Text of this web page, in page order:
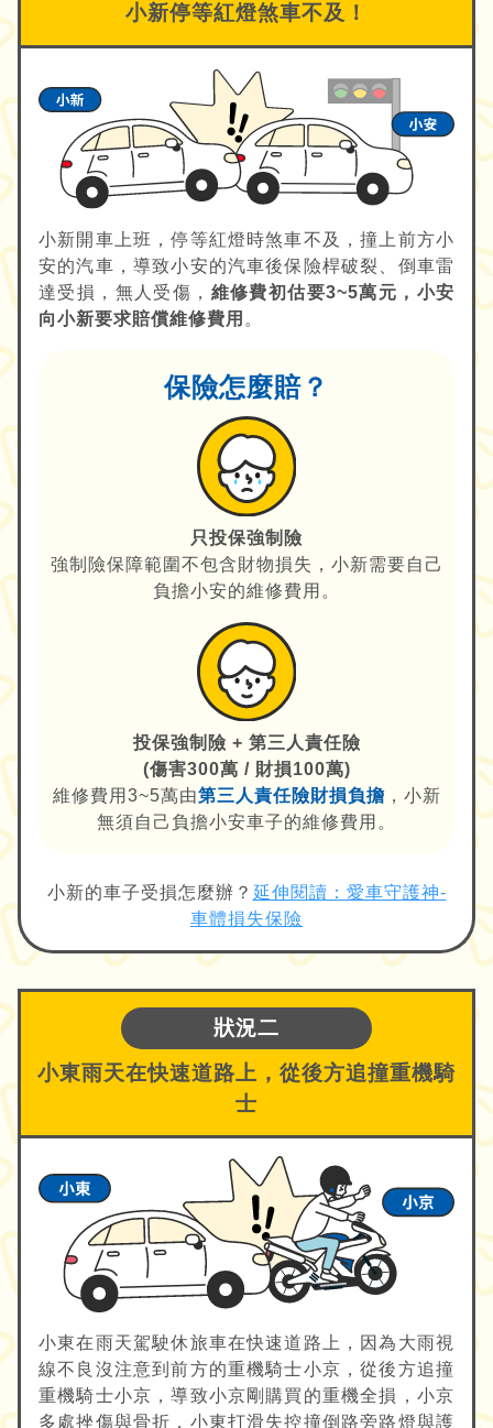
小新停等紅燈煞車不及！
小新開車上班，停等紅燈時煞車不及，撞上前方小
安的汽車，導致小安的汽車後保險桿破裂、倒車雷
達受損，無人受傷， 維修費初估要3~5萬元，小安
向小新要求賠償維修費用 。
保險怎麼賠？
只投保強制險
強制險保障範圍不包含財物損失，小新需要自己
負擔小安的維修費用。
投保強制險 + 第三人責任險
(傷害300萬 / 財損100萬)
維修費用3~5萬由第三人責任險財損負擔 ，小新
無須自己負擔小安車子的維修費用。
小新的車子受損怎麼辦？ 延伸閱讀：愛車守護神-
車體損失保險
狀況二
小東雨天在快速道路上，從後方追撞重機騎
士
小東在雨天駕駛休旅車在快速道路上，因為大雨視
線不良沒注意到前方的重機騎士小京，從後方追撞
重機騎士小京，導致小京剛購買的重機全損，小京
多處挫傷與骨折，小東打滑失控撞倒路旁路燈與護